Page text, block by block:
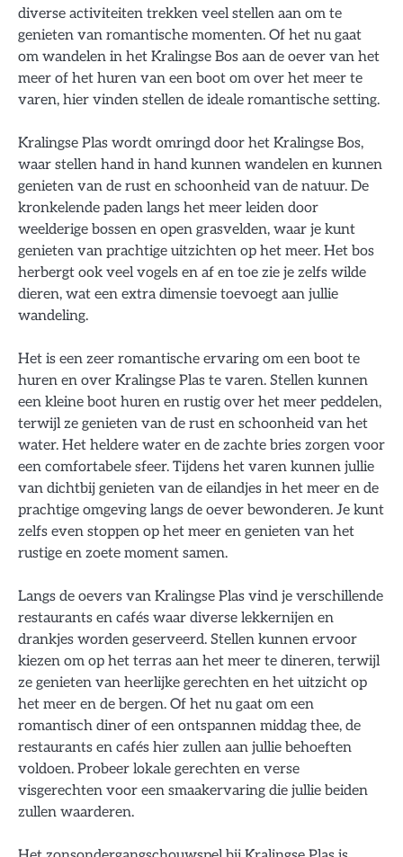
diverse activiteiten trekken veel stellen aan om te
genieten van romantische momenten. Of het nu gaat
om wandelen in het Kralingse Bos aan de oever van het
meer of het huren van een boot om over het meer te
varen, hier vinden stellen de ideale romantische setting.
Kralingse Plas wordt omringd door het Kralingse Bos,
waar stellen hand in hand kunnen wandelen en kunnen
genieten van de rust en schoonheid van de natuur. De
kronkelende paden langs het meer leiden door
weelderige bossen en open grasvelden, waar je kunt
genieten van prachtige uitzichten op het meer. Het bos
herbergt ook veel vogels en af en toe zie je zelfs wilde
dieren, wat een extra dimensie toevoegt aan jullie
wandeling.
Het is een zeer romantische ervaring om een boot te
huren en over Kralingse Plas te varen. Stellen kunnen
een kleine boot huren en rustig over het meer peddelen,
terwijl ze genieten van de rust en schoonheid van het
water. Het heldere water en de zachte bries zorgen voor
een comfortabele sfeer. Tijdens het varen kunnen jullie
van dichtbij genieten van de eilandjes in het meer en de
prachtige omgeving langs de oever bewonderen. Je kunt
zelfs even stoppen op het meer en genieten van het
rustige en zoete moment samen.
Langs de oevers van Kralingse Plas vind je verschillende
restaurants en cafés waar diverse lekkernijen en
drankjes worden geserveerd. Stellen kunnen ervoor
kiezen om op het terras aan het meer te dineren, terwijl
ze genieten van heerlijke gerechten en het uitzicht op
het meer en de bergen. Of het nu gaat om een
romantisch diner of een ontspannen middag thee, de
restaurants en cafés hier zullen aan jullie behoeften
voldoen. Probeer lokale gerechten en verse
visgerechten voor een smaakervaring die jullie beiden
zullen waarderen.